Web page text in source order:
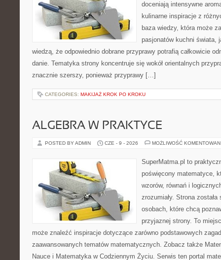
doceniają intensywne
kulinarne inspiracje z
baza wiedzy, która może
pasjonatów kuchni świata,
wiedzą, że odpowiednio dobrane przyprawy potrafią całkowicie
danie. Tematyka strony koncentruje się wokół orientalnych
znacznie szerszy, ponieważ przyprawy […]
CATEGORIES: MAKIJAŻ KROK PO KROKU
ALGEBRA W PRAKTYCE
POSTED BY ADMIN CZE - 9 - 2026 MOŻLIWOŚĆ
SuperMatma.pl to
poświęcony matematyce,
wzorów, równań i
zrozumiały. Strona
osobach, które chcą
przyjaznej strony. To
może znaleźć inspiracje dotyczące zarówno podstawowych
zaawansowanych tematów matematycznych. Zobacz także
Nauce i Matematyka w Codziennym Życiu. Serwis ten portal